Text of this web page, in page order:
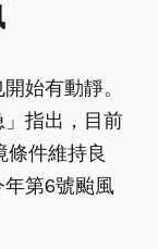
始有動靜。
指出，目前
件維持良
第6號颱風